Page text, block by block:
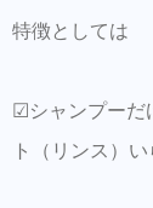
特徴としては
☑︎シャンプーだ
ト（リンス）い